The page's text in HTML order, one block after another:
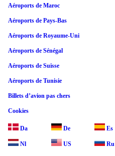
Aéroports de Maroc
Aéroports de Pays-Bas
Aéroports de Royaume-Uni
Aéroports de Sénégal
Aéroports de Suisse
Aéroports de Tunisie
Billets d’avion pas chers
Cookies
Da De Es
Nl US Ru